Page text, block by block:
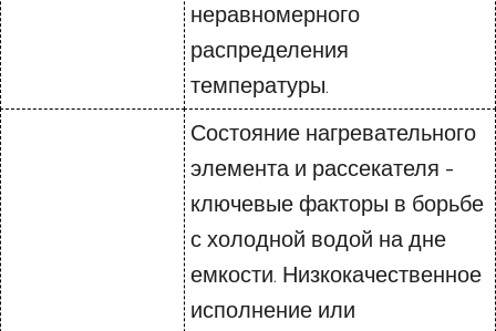
неравномерного
распределения
температуры.
Состояние нагревательного
элемента и рассекателя -
ключевые факторы в борьбе
с холодной водой на дне
емкости. Низкокачественное
исполнение или